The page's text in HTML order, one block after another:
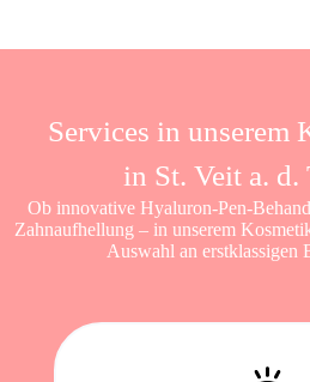
Services in unserem
in St. Veit a. d.
Ob innovative Hyaluron-Pen-
Zahnaufhellung – in unserem
Auswahl an erstklassigen